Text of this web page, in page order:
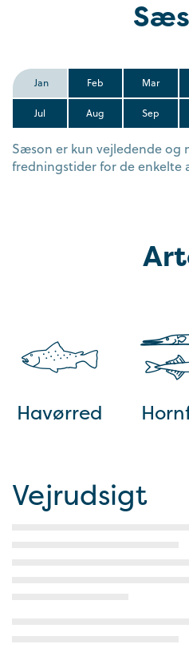
Jan Feb Mar
Jul Aug Sep
Sæson er kun vejledende og
fredningstider for de enkelte
Havørred
Vejrudsigt